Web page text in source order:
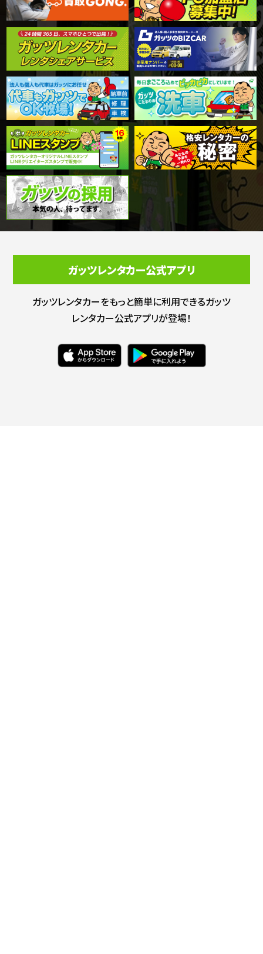
ガッツレンタカー公式アプリ
ガッツレンタカーをもっと簡単に利用できるガッツ
レンタカー公式アプリが登場！